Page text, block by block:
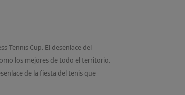
Tennis Cup. El desenlace del
los mejores de todo el territorio.
de la fiesta del tenis que